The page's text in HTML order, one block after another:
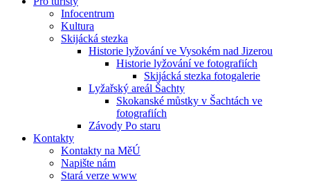
Infocentrum
Kultura
Skijácká stezka
Historie lyžování ve Vysokém nad Jizerou
Historie lyžování ve fotografiích
Skijácká stezka fotogalerie
Lyžařský areál Šachty
Skokanské můstky v Šachtách ve
fotografiích
Závody Po staru
Kontakty
Kontakty na MěÚ
Napište nám
Stará verze www